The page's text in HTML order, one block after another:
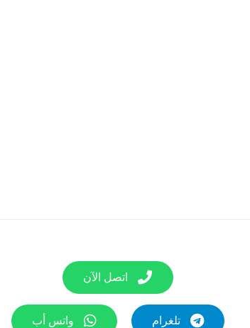
اتصل الآن
تلغرام واتس أب